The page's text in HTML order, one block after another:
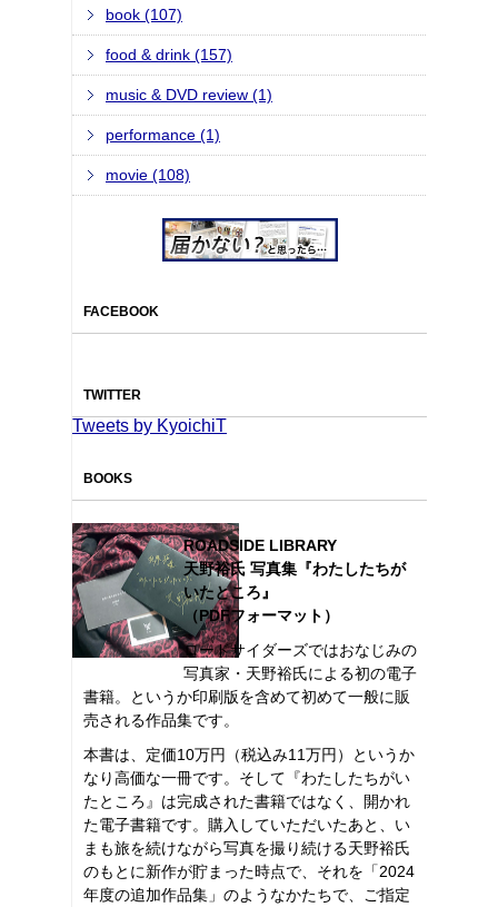
book (107)
food & drink (157)
music & DVD review (1)
performance (1)
movie (108)
FACEBOOK
TWITTER
Tweets by KyoichiT
BOOKS
ROADSIDE LIBRARY
天野裕氏 写真集『わたしたちが
いたところ』
（PDFフォーマット）
ロードサイダーズではおなじみの
写真家・天野裕氏による初の電子
書籍。というか印刷版を含めて初めて一般に販
売される作品集です。
本書は、定価10万円（税込み11万円）というか
なり高価な一冊です。そして『わたしたちがい
たところ』は完成された書籍ではなく、開かれ
た電子書籍です。購入していただいたあと、い
まも旅を続けながら写真を撮り続ける天野裕氏
のもとに新作が貯まった時点で、それを「2024
年度の追加作品集」のようなかたちで、ご指定